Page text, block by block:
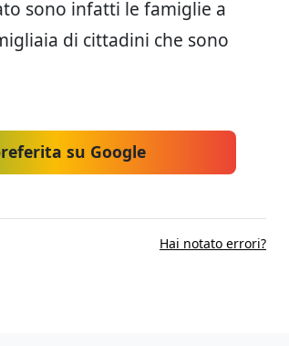
sono infatti le famiglie a
di cittadini che sono
su Google
Hai notato errori?